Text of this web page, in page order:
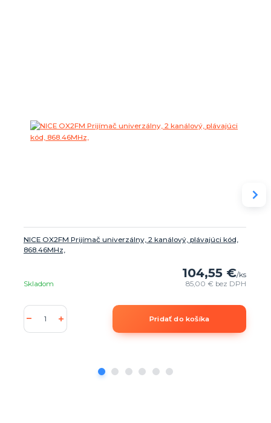
NICE OX2FM Prijímač univerzálny, 2 kanálový, plávajúci kód,
868.46MHz,
104,55 €/ks
85,00 € bez DPH
Skladom
Pridať do košíka